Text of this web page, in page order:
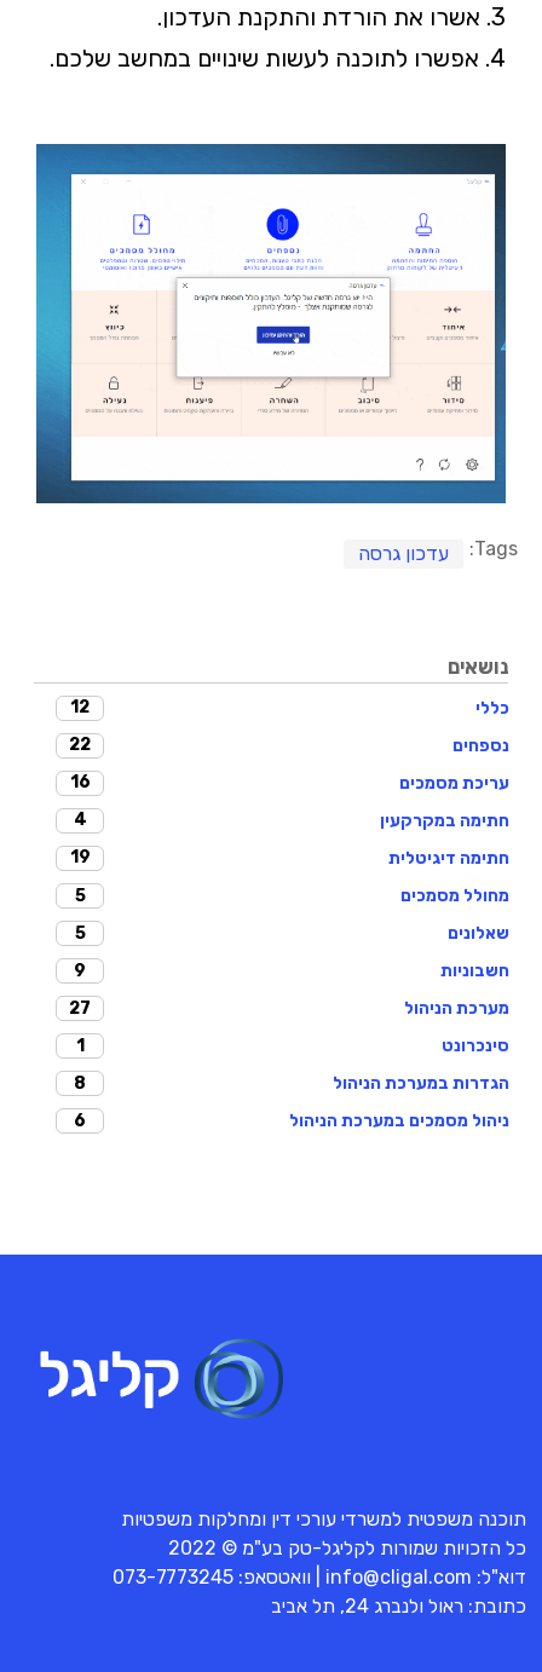
נושאים
כללי
12
נספחים
22
עריכת מסמכים
16
חתימה במקרקעין
4
חתימה דיגיטלית
19
מחולל מסמכים
5
שאלונים
5
חשבוניות
9
מערכת הניהול
27
סינכרונט
1
הגדרות במערכת הניהול
8
ניהול מסמכים במערכת הניהול
6
3. אשרו את הורדת והתקנת העדכון.
4. אפשרו לתוכנה לעשות שינויים במחשב שלכם.
Tags: עדכון גרסה
תוכנה משפטית למשרדי עורכי דין ומחלקות משפטיות
כל הזכויות שמורות לקליגל-טק בע"מ © 2022
דוא"ל: info@cligal.com | וואטסאפ: 073-7773245
כתובת: ראול ולנברג 24, תל אביב